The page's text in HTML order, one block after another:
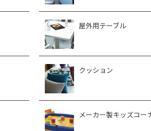
屋外用テーブル
クッション
メーカー製キッズコー